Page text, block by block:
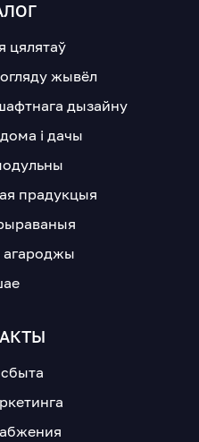
цялятаў
жывёл
дызайну
і дачы
прадукцыя